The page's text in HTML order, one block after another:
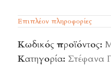
Επιπλέον πληροφορίες
Κωδικός προϊόντος:
Κατηγορία: Στέφανα